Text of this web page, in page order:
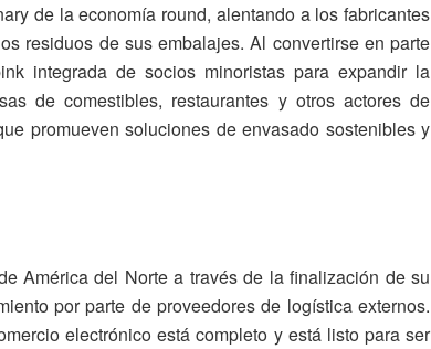
de la economía round, alentando a los fabricantes
residuos de sus embalajes. Al convertirse en parte
integrada de socios minoristas para expandir la
de comestibles, restaurantes y otros actores de
promueven soluciones de envasado sostenibles y
América del Norte a través de la finalización de su
por parte de proveedores de logística externos.
electrónico está completo y está listo para ser